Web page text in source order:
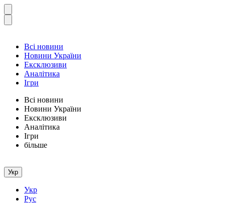
Всі новини
Новини України
Ексклюзиви
Аналітика
Ігри
Всі новини
Новини України
Ексклюзиви
Аналітика
Ігри
більше
Укр
Укр
Рус